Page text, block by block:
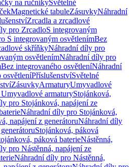
na ručníkySvětelné
Magnetické tabuleZásuvkyNáhradní
Zrcadla a zrcadlové
pro ZrcadloS integrovaným
S integrovaným osvětlenímBez
skříňkyNáhradní díly pro
osvětlenímNáhradní díly pro
Bez integrovaného osvětleníNáhradní
osvětleníPříslušenstvíSvětelné
ZásuvkyArmaturyUmyvadlové
armaturyStojánková,
pro Stojánková, napájení ze
Náhradní díly pro Stojánková,
napájení z generátoruNáhradní díly
Stojánková, páková
páková baterieNástěnná,
pro Nástěnná, napájení ze
Náhradní díly pro Nástěnná,